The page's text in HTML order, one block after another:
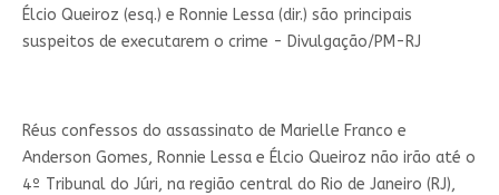
Élcio Queiroz (esq.) e Ronnie Lessa (dir.) são principais
suspeitos de executarem o crime - Divulgação/PM-RJ
Réus confessos do assassinato de Marielle Franco e
Anderson Gomes, Ronnie Lessa e Élcio Queiroz não irão até o
4º Tribunal do Júri, na região central do Rio de Janeiro (RJ),